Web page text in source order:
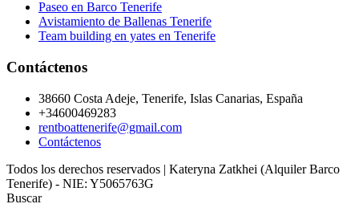
Paseo en Barco Tenerife
Avistamiento de Ballenas Tenerife
Team building en yates en Tenerife
Contáctenos
38660 Costa Adeje, Tenerife, Islas Canarias, España
+34600469283
rentboattenerife@gmail.com
Contáctenos
Todos los derechos reservados | Kateryna Zatkhei (Alquiler Barco
Tenerife) - NIE: Y5065763G
Buscar